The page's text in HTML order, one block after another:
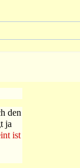
den
ja
ist